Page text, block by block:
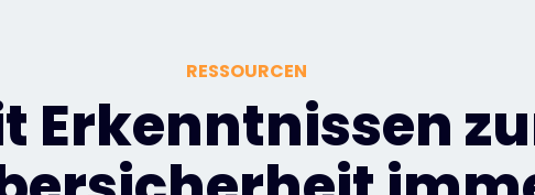
RESSOURCEN
Erkenntnissen